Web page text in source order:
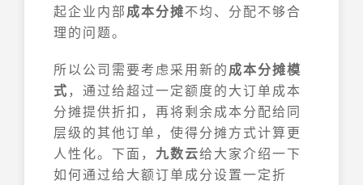
起企业内部成本分摊不均、分配不够合
理的问题。
所以公司需要考虑采用新的成本分摊模
式 ，通过给超过一定额度的大订单成本
分摊提供折扣，再将剩余成本分配给同
层级的其他订单，使得分摊方式计算更
人性化。下面， 九数云给大家介绍一下
如何通过给大额订单成分设置一定折